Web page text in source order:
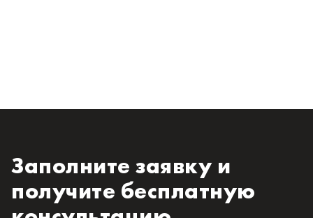
Заполните заявку и
получите бесплатную